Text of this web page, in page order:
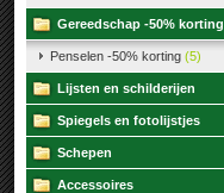
Gereedschap -50% korting
Penselen -50% korting (5)
Lijsten en schilderijen
Spiegels en fotolijstjes
Schepen
Accessoires